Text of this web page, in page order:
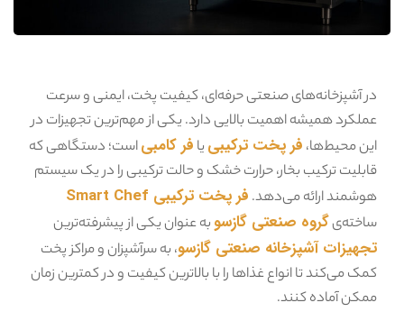
در آشپزخانه‌های صنعتی حرفه‌ای، کیفیت پخت، ایمنی و سرعت
عملکرد همیشه اهمیت بالایی دارد. یکی از مهم‌ترین تجهیزات در
این محیط‌ها، فر پخت ترکیبی یا فر کامبیاست؛ دستگاهی که
قابلیت ترکیب بخار، حرارت خشک و حالت ترکیبی را در یک سیستم
هوشمند ارائه می‌دهد. فر پخت ترکیبی Smart Chef
ساخته‌یگروه صنعتی گازسو به عنوان یکی از پیشرفته‌ترین
تجهیزات آشپزخانه صنعتی گازسو، به سرآشپزان و مراکز پخت
کمک می‌کند تا انواع غذاها را با بالاترین کیفیت و در کمترین زمان
ممکن آماده کنند.